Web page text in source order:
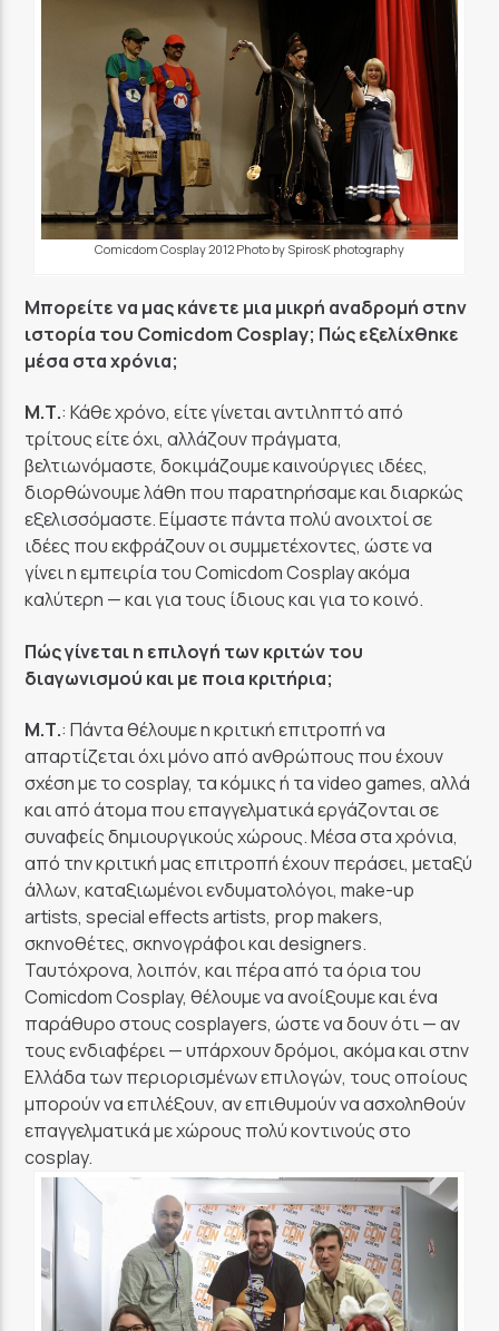
Comicdom Cosplay 2012 Photo by SpirosK photography
Μπορείτε να μας κάνετε μια μικρή αναδρομή στην
ιστορία του Comicdom Cosplay; Πώς εξελίχθηκε
μέσα στα χρόνια;
Μ.Τ.: Κάθε χρόνο, είτε γίνεται αντιληπτό από
τρίτους είτε όχι, αλλάζουν πράγματα,
βελτιωνόμαστε, δοκιμάζουμε καινούργιες ιδέες,
διορθώνουμε λάθη που παρατηρήσαμε και διαρκώς
εξελισσόμαστε. Είμαστε πάντα πολύ ανοιχτοί σε
ιδέες που εκφράζουν οι συμμετέχοντες, ώστε να
γίνει η εμπειρία του Comicdom Cosplay ακόμα
καλύτερη — και για τους ίδιους και για το κοινό.
Πώς γίνεται η επιλογή των κριτών του
διαγωνισμού και με ποια κριτήρια;
Μ.Τ.: Πάντα θέλουμε η κριτική επιτροπή να
απαρτίζεται όχι μόνο από ανθρώπους που έχουν
σχέση με το cosplay, τα κόμικς ή τα video games, αλλά
και από άτομα που επαγγελματικά εργάζονται σε
συναφείς δημιουργικούς χώρους. Μέσα στα χρόνια,
από την κριτική μας επιτροπή έχουν περάσει, μεταξύ
άλλων, καταξιωμένοι ενδυματολόγοι, make-up
artists, special effects artists, prop makers,
σκηνοθέτες, σκηνογράφοι και designers.
Ταυτόχρονα, λοιπόν, και πέρα από τα όρια του
Comicdom Cosplay, θέλουμε να ανοίξουμε και ένα
παράθυρο στους cosplayers, ώστε να δουν ότι — αν
τους ενδιαφέρει — υπάρχουν δρόμοι, ακόμα και στην
Ελλάδα των περιορισμένων επιλογών, τους οποίους
μπορούν να επιλέξουν, αν επιθυμούν να ασχοληθούν
επαγγελματικά με χώρους πολύ κοντινούς στο
cosplay.